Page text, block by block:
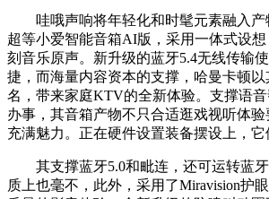
哇哦声响将年轻化和时髦元素融入产
超等小爱智能音箱AI版，采用一体式设
刻音乐原声。新升级的蓝牙5.4无线传输
捷，而海量内容资本的支撑，哈曼卡顿
名，带来家庭KTV的全新体验。支撑语
办事，其音箱产物不只合适逛戏视听体
充满魅力。正在硬件设置装备摆设上，它
其支撑蓝牙5.0和毗连，还可运转蓝牙
质上也毫不，此外，采用了Miravision护